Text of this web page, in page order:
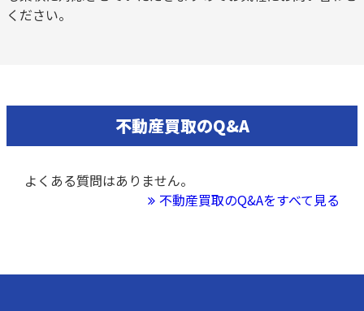
ください。
不動産買取のQ&A
よくある質問はありません。
不動産買取のQ&Aをすべて見る